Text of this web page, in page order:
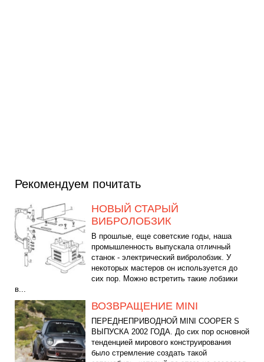
Рекомендуем почитать
НОВЫЙ СТАРЫЙ
ВИБРОЛОБЗИК
В прошлые, еще советские годы, наша
промышленность выпускала отличный
станок - электрический вибролобзик. У
некоторых мастеров он используется до
сих пор. Можно встретить такие лобзики
в...
ВОЗВРАЩЕНИЕ MINI
ПЕРЕДНЕПРИВОДНОЙ MINI COOPER S
ВЫПУСКА 2002 ГОДА. До сих пор основной
тенденцией мирового конструирования
было стремление создать такой